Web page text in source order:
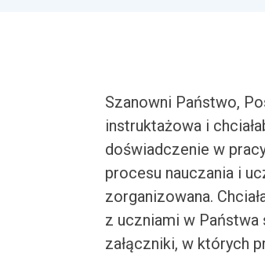
Szanowni Państwo,
instruktażowa i
doświadczenie w
procesu nauczania i
zorganizowana.
z uczniami w
załączniki, w których